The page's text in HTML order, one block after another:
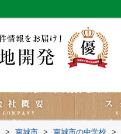
> 南城市 > 南城市の中学校 >